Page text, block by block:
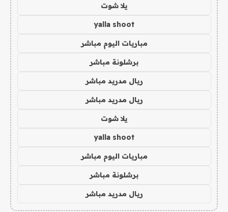
يلا شوت
yalla shoot
مباريات اليوم مباشر
برشلونة مباشر
ريال مدريد مباشر
ريال مدريد مباشر
يلا شوت
yalla shoot
مباريات اليوم مباشر
برشلونة مباشر
ريال مدريد مباشر